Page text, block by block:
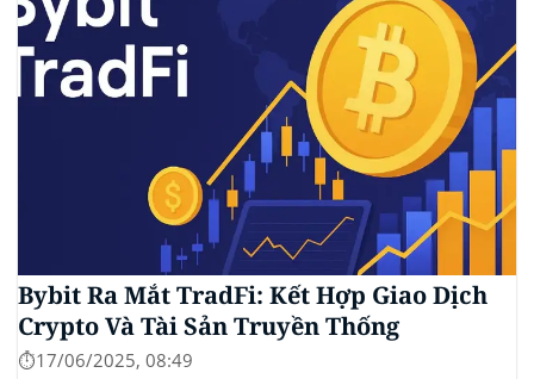
Bybit Ra Mắt TradFi: Kết Hợp Giao Dịch
Crypto Và Tài Sản Truyền Thống
⏱️17/06/2025, 08:49